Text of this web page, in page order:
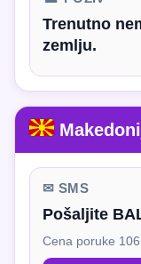
Trenutno
zemlju.
✉ SMS
Pošaljite
Cena poruke